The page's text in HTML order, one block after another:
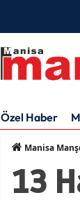
Özel Haber
Manisa
13